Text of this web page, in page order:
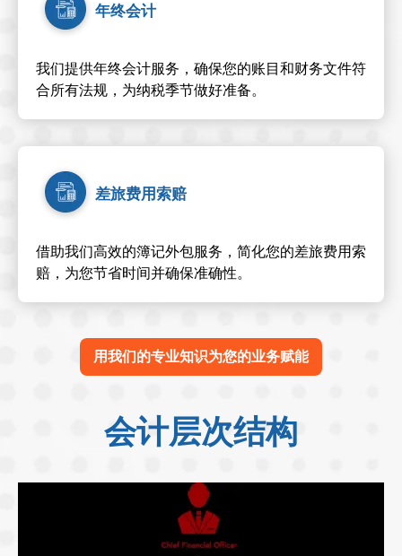
年终会计
我们提供年终会计服务，确保您的账目和财务文件符
合所有法规，为纳税季节做好准备。
差旅费用索赔
借助我们高效的簿记外包服务，简化您的差旅费用索
赔，为您节省时间并确保准确性。
用我们的专业知识为您的业务赋能
会计层次结构